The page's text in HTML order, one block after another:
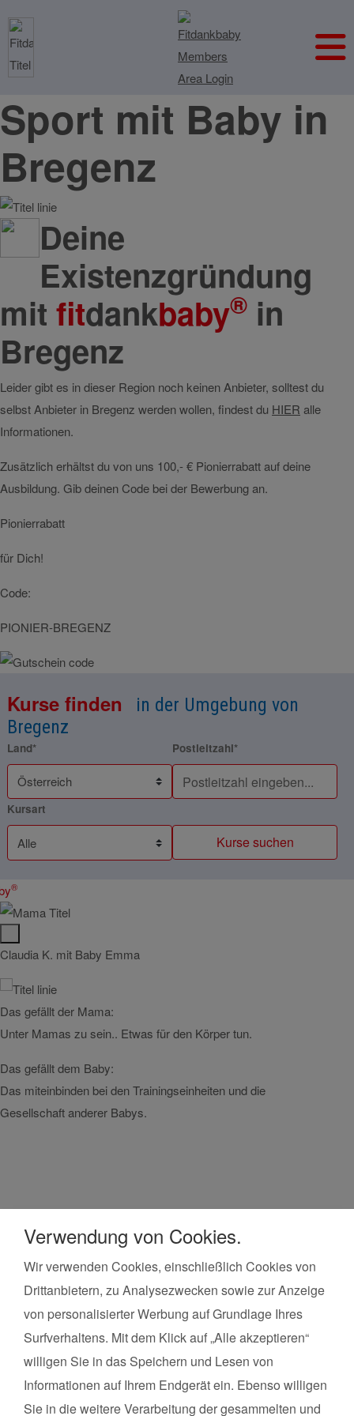
Sport mit Baby in
Bregenz
Deine
Existenzgründung
mit fitdankbaby® in
Bregenz
Leider gibt es in dieser Region noch keinen Anbieter, solltest du
selbst Anbieter in Bregenz werden wollen, findest du HIER alle
Informationen.
Zusätzlich erhältst du von uns 100,- € Pionierrabatt auf deine
Ausbildung. Gib deinen Code bei der Bewerbung an.
Pionierrabatt
für Dich!
Code:
PIONIER-BREGENZ
Kurse finden
in der Umgebung von
Bregenz
Land* Postleitzahl*
Kursart
Kurse suchen
®
Claudia K. mit Baby Emma
Das gefällt der Mama:
Unter Mamas zu sein.. Etwas für den Körper tun.
Das gefällt dem Baby:
Das miteinbinden bei den Trainingseinheiten und die
Gesellschaft anderer Babys.
Kurse finden
in der Umgebung von
Bregenz
Land* Postleitzahl*
Kursart
Verwendung von Cookies.
Wir verwenden Cookies, einschließlich Cookies von
Drittanbietern, zu Analysezwecken sowie zur Anzeige
von personalisierter Werbung auf Grundlage Ihres
Surfverhaltens. Mit dem Klick auf „Alle akzeptieren“
willigen Sie in das Speichern und Lesen von
Informationen auf Ihrem Endgerät ein. Ebenso willigen
Sie in die weitere Verarbeitung der gesammelten und